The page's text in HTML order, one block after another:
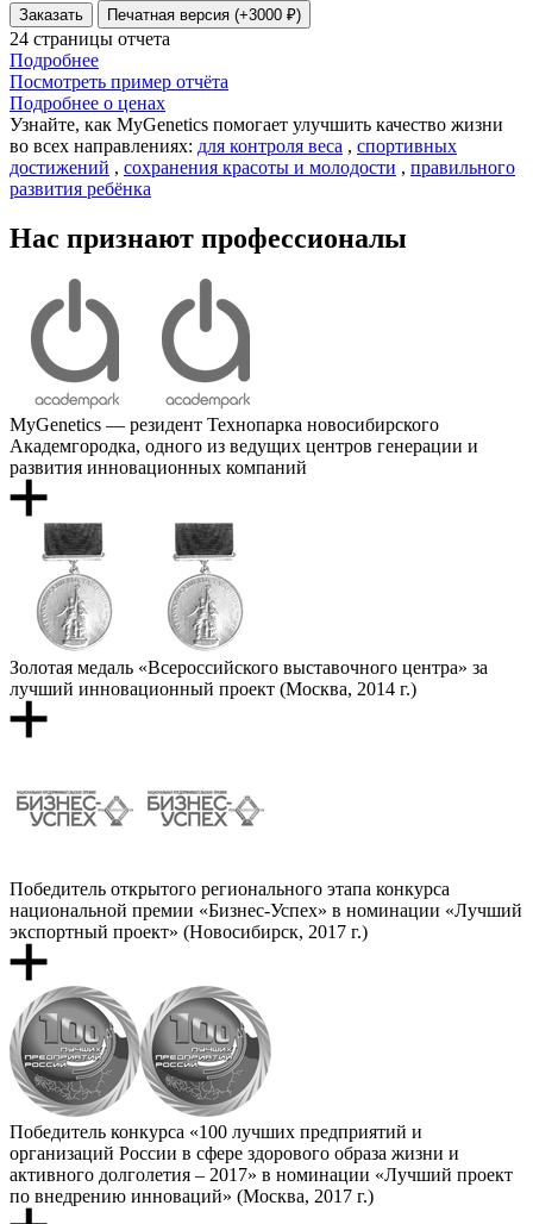
Заказать Печатная версия (+3000 ₽)
24 страницы отчета
Подробнее
Посмотреть пример отчёта
Подробнее о ценах
Узнайте, как MyGenetics помогает улучшить качество жизни
во всех направлениях: для контроля веса , спортивных
достижений , сохранения красоты и молодости , правильного
развития ребёнка
Нас признают профессионалы
MyGenetics — резидент Технопарка новосибирского
Академгородка, одного из ведущих центров генерации и
развития инновационных компаний
Золотая медаль «Всероссийского выставочного центра» за
лучший инновационный проект (Москва, 2014 г.)
Победитель открытого регионального этапа конкурса
национальной премии «Бизнес-Успех» в номинации «Лучший
экспортный проект» (Новосибирск, 2017 г.)
Победитель конкурса «100 лучших предприятий и
организаций России в сфере здорового образа жизни и
активного долголетия – 2017» в номинации «Лучший проект
по внедрению инноваций» (Москва, 2017 г.)